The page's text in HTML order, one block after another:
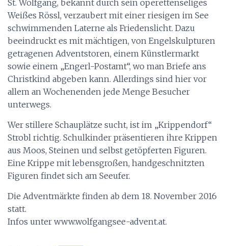
St. Wolfgang, bekannt durch sein operettenseliges
Weißes Rössl, verzaubert mit einer riesigen im See
schwimmenden Laterne als Friedenslicht. Dazu
beeindruckt es mit mächtigen, von Engelskulpturen
getragenen Adventstoren, einem Künstlermarkt
sowie einem „Engerl-Postamt“, wo man Briefe ans
Christkind abgeben kann. Allerdings sind hier vor
allem an Wochenenden jede Menge Besucher
unterwegs.
Wer stillere Schauplätze sucht, ist im „Krippendorf“
Strobl richtig. Schulkinder präsentieren ihre Krippen
aus Moos, Steinen und selbst getöpferten Figuren.
Eine Krippe mit lebensgroßen, handgeschnitzten
Figuren findet sich am Seeufer.
Die Adventmärkte finden ab dem 18. November 2016
statt.
Infos unter www.wolfgangsee-advent.at.